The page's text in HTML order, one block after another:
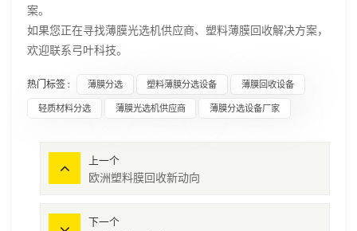
案。
如果您正在寻找薄膜光选机供应商、塑料薄膜回收解决方案，
欢迎联系弓叶科技。
热门标签 : 薄膜分选 塑料薄膜分选设备 薄膜回收设备
轻质材料分选 薄膜光选机供应商 薄膜分选设备厂家
上一个
欧洲塑料膜回收新动向
下一个